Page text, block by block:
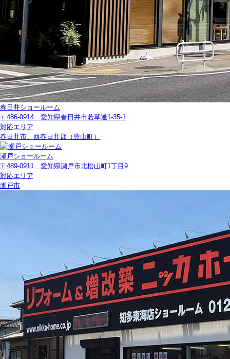
春日井ショールーム
〒486-0914 愛知県春日井市若草通1-35-1
対応エリア
春日井市、西春日井郡（豊山町）
瀬戸ショールーム
〒489-0911 愛知県瀬戸市北松山町1丁目9
対応エリア
瀬戸市